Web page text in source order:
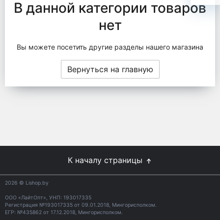
В данной категории товаров
нет
Вы можете посетить другие разделы нашего магазина
Вернуться на главную
К началу страницы
2026 © Lishop.by
ООО «ЛайтОпт», УНП: 193017335
Регистрация №193017335 от 09.01.2018, Мингорисполком.
ЕГР: №435862 от 17.12.2018, Мингорисполком.